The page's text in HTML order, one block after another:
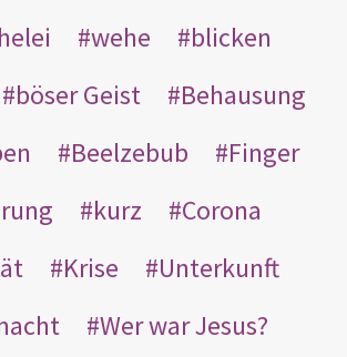
wehe
blicken
böser Geist
Behausung
Beelzebub
Finger
kurz
Corona
Krise
Unterkunft
Wer war Jesus?